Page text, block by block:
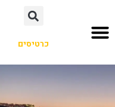
כרטיסים